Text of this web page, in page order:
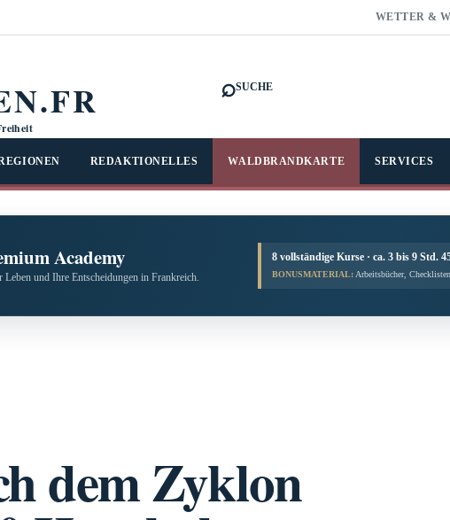
WETTER &
⌕SUCHE
REDAKTIONELLES WALDBRANDKARTE SERVICES
Academy
und Ihre Entscheidungen in Frankreich.
8 vollständige Kurse · ca. 3 bis 9 Std.
BONUSMATERIAL: Arbeitsbücher,
dem Zyklon